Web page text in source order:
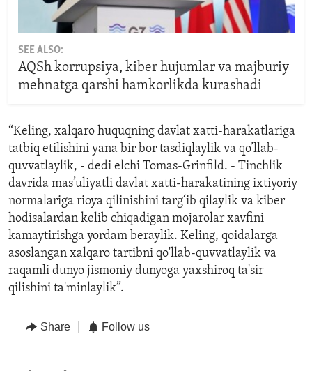
SEE ALSO:
AQSh korrupsiya, kiber hujumlar va majburiy
mehnatga qarshi hamkorlikda kurashadi
“Keling, xalqaro huquqning davlat xatti-harakatlariga
tatbiq etilishini yana bir bor tasdiqlaylik va qo’llab-
quvvatlaylik, - dedi elchi Tomas-Grinfild. - Tinchlik
davrida mas’uliyatli davlat xatti-harakatining ixtiyoriy
normalariga rioya qilinishini targ‘ib qilaylik va kiber
hodisalardan kelib chiqadigan mojarolar xavfini
kamaytirishga yordam beraylik. Keling, qoidalarga
asoslangan xalqaro tartibni qo'llab-quvvatlaylik va
raqamli dunyo jismoniy dunyoga yaxshiroq ta'sir
qilishini ta'minlaylik”.
Share Follow us